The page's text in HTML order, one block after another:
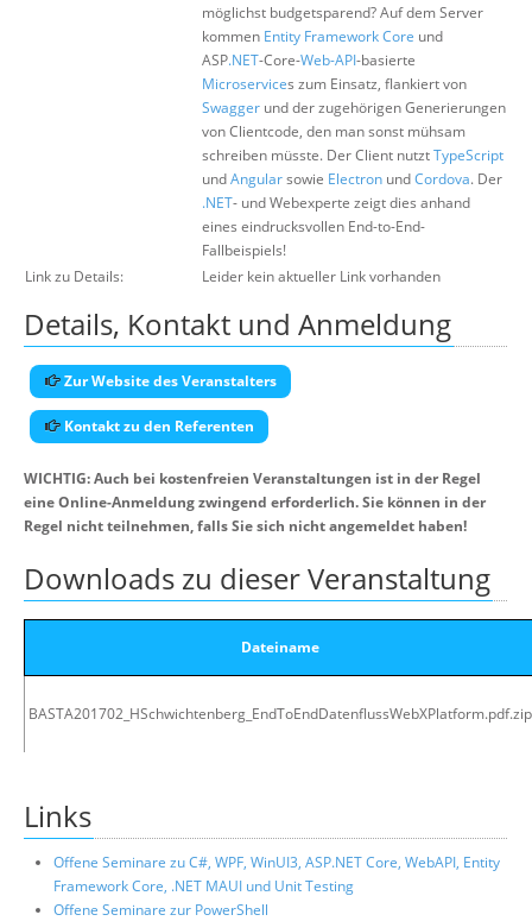
möglichst budgetsparend? Auf dem Server
kommen Entity Framework Core und
ASP.NET-Core-Web-API-basierte
Microservices zum Einsatz, flankiert von
Swagger und der zugehörigen Generierungen
von Clientcode, den man sonst mühsam
schreiben müsste. Der Client nutztTypeScript
undAngularsowie Electron undCordova. Der
.NET- und Webexperte zeigt dies anhand
eines eindrucksvollen End-to-End-
Fallbeispiels!
Link zu Details:
Leider kein aktueller Link vorhanden
Details, Kontakt und Anmeldung
Zur Website des Veranstalters
Kontakt zu den Referenten
WICHTIG: Auch bei kostenfreien Veranstaltungen ist in der Regel
eine Online-Anmeldung zwingend erforderlich. Sie können in der
Regel nicht teilnehmen, falls Sie sich nicht angemeldet haben!
Downloads zu dieser Veranstaltung
Dateiname
BASTA201702_HSchwichtenberg_EndToEndDatenflussWebXPlatform.pdf.zip
Links
Offene Seminare zu C#, WPF, WinUI3, ASP.NET Core, WebAPI, Entity
Framework Core, .NET MAUI und Unit Testing
Offene Seminare zur PowerShell